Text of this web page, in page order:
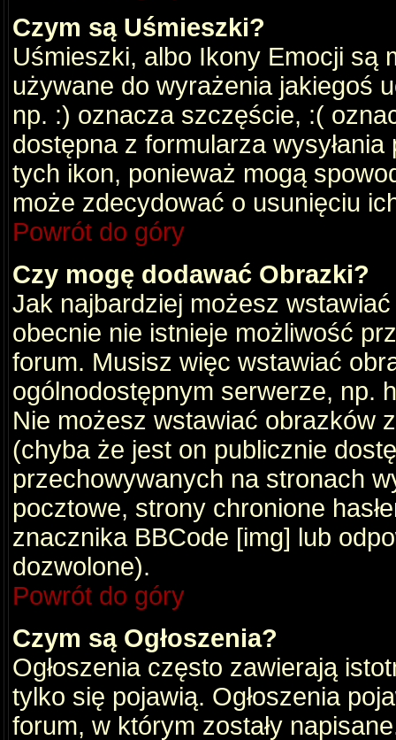
Czym są Uśmieszki?
Uśmieszki, albo Ikony Emocji są
używane do wyrażenia jakiegoś
np. :) oznacza szczęście, :(
dostępna z formularza
tych ikon, ponieważ mogą
może zdecydować o usunięciu
Powrót do góry
Czy mogę dodawać Obrazki?
Jak najbardziej możesz
obecnie nie istnieje możliwość
forum. Musisz więc wstawiać
ogólnodostępnym serwerze, np.
Nie możesz wstawiać obrazków
(chyba że jest on publicznie
przechowywanych na stronach
pocztowe, strony chronione
znacznika BBCode [img] lub
dozwolone).
Powrót do góry
Czym są Ogłoszenia?
Ogłoszenia często zawierają
tylko się pojawią. Ogłoszenia
forum, w którym zostały